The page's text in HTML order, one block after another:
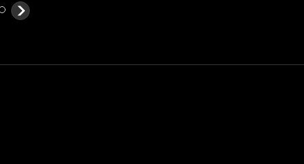
ホン
ノラル